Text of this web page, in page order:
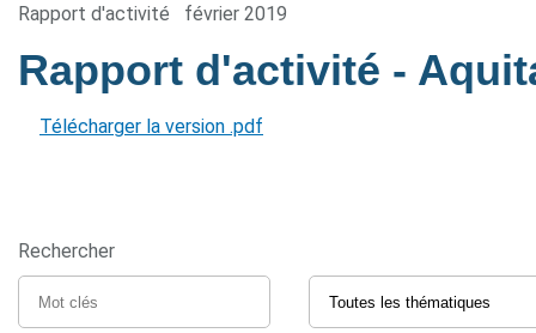
Rapport d'activité février 2019
Rapport d'activité -
Télécharger la version .pdf
Rechercher